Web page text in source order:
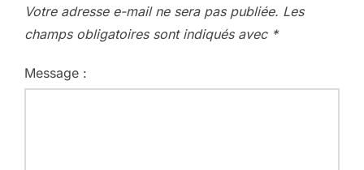
Votre adresse e-mail ne sera pas publiée. Les
champs obligatoires sont indiqués avec *
Message :